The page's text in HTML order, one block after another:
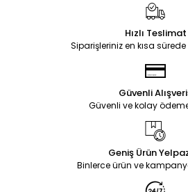
Hızlı Teslimat
Siparişleriniz en kısa sürede
Güvenli
Güvenli ve kolay
Geniş Ürün
Binlerce ürün ve